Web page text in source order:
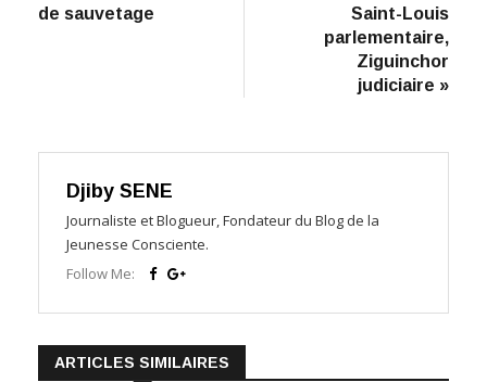
de sauvetage
Saint-Louis
parlementaire,
Ziguinchor
judiciaire »
Djiby SENE
Journaliste et Blogueur, Fondateur du Blog de la
Jeunesse Consciente.
Follow Me:
ARTICLES SIMILAIRES